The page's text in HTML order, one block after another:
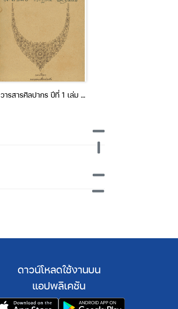
วารสารศิลปากร ปีที่ 1 เล่ม 1
ดาวน์โหลดใช้งานบน
แอปพลิเคชัน